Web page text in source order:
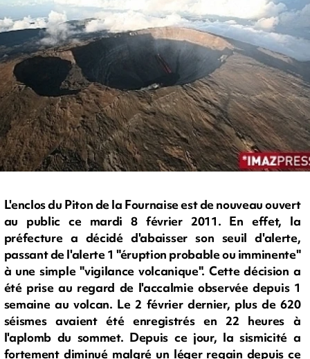
L'enclos du Piton de la Fournaise est de nouveau ouvert
au public ce mardi 8 février 2011. En effet, la
préfecture a décidé d'abaisser son seuil d'alerte,
passant de l'alerte 1 "éruption probable ou imminente"
à une simple "vigilance volcanique". Cette décision a
été prise au regard de l'accalmie observée depuis 1
semaine au volcan. Le 2 février dernier, plus de 620
séismes avaient été enregistrés en 22 heures à
l'aplomb du sommet. Depuis ce jour, la sismicité a
fortement diminué malgré un léger regain depuis ce